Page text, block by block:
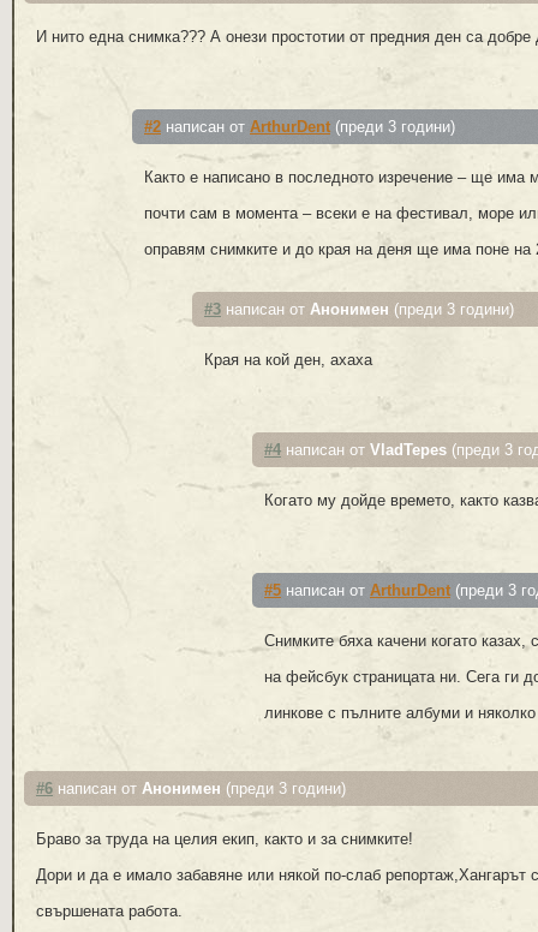
И нито една снимка??? А онези простотии от предния ден са добре
#2 написан от ArthurDent (преди 3 години)
Както е написано в последното изречение – ще има
почти сам в момента – всеки е на фестивал, море
оправям снимките и до края на деня ще има поне на
#3 написан от Анонимен (преди 3 години)
Края на кой ден, ахаха
#4 написан от VladTepes (преди 3
Когато му дойде времето, както
#5 написан от ArthurDent (преди 3
Снимките бяха качени когато
на фейсбук страницата ни. Сега ги
линкове с пълните албуми и
#6 написан от Анонимен (преди 3 години)
Браво за труда на целия екип, както и за снимките!
Дори и да е имало забавяне или някой по-слаб репортаж,Хангарът
свършената работа.